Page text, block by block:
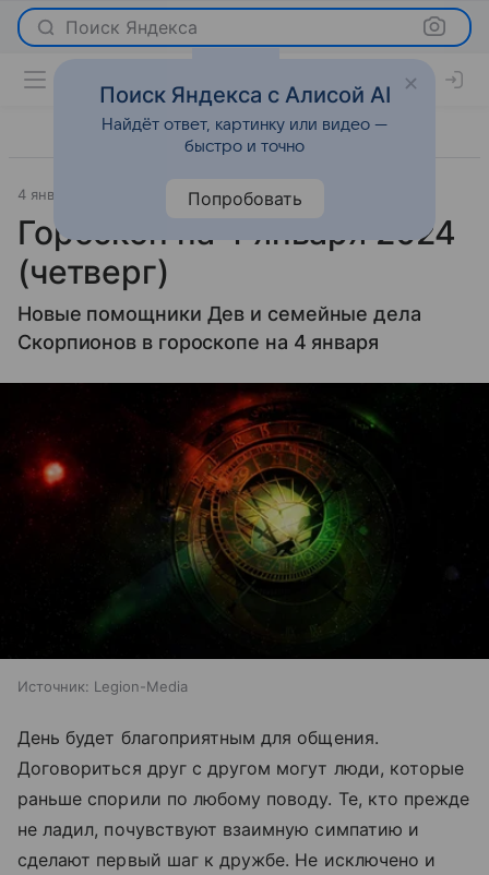
Поиск Яндекса
4 января 2024 Гороскопы
Гороскоп на 4 января 2024
(четверг)
Новые помощники Дев и семейные дела
Скорпионов в гороскопе на 4 января
Источник: Legion-Media
День будет благоприятным для общения.
Договориться друг с другом могут люди, которые
раньше спорили по любому поводу. Те, кто прежде
не ладил, почувствуют взаимную симпатию и
сделают первый шаг к дружбе. Не исключено и
Поиск Яндекса с Алисой AI
Найдёт ответ, картинку или видео —
быстро и точно
Попробовать